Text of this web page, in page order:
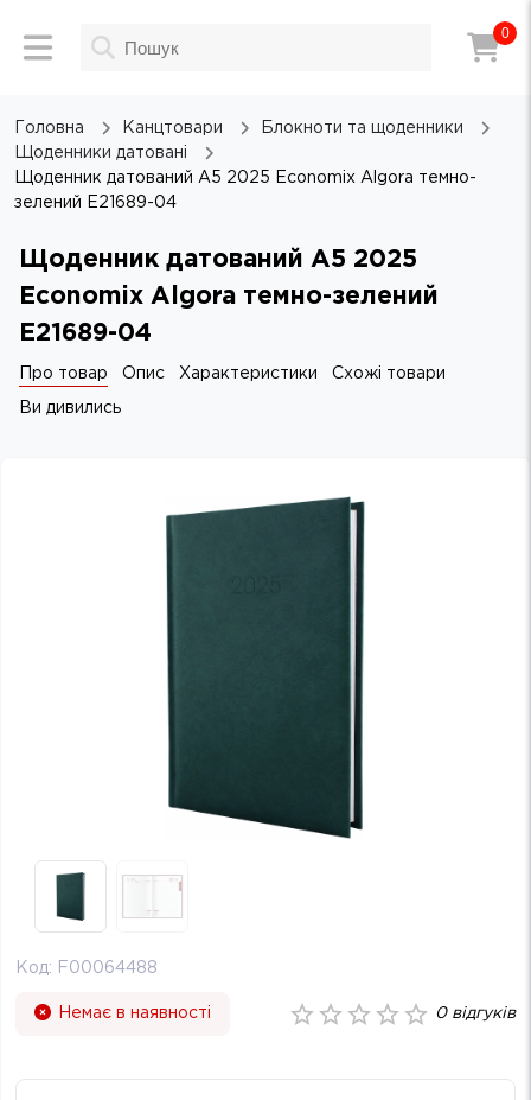
0
Головна Канцтовари
Блокноти та щоденники
Щоденники датовані
Щоденник датований А5 2025 Economix Algora темно-
зелений E21689-04
Щоденник датований А5 2025
Economix Algora темно-зелений
E21689-04
Про товар Опис Характеристики Схожі товари
Ви дивились
Код: F00064488
Немає в наявності 0відгуків